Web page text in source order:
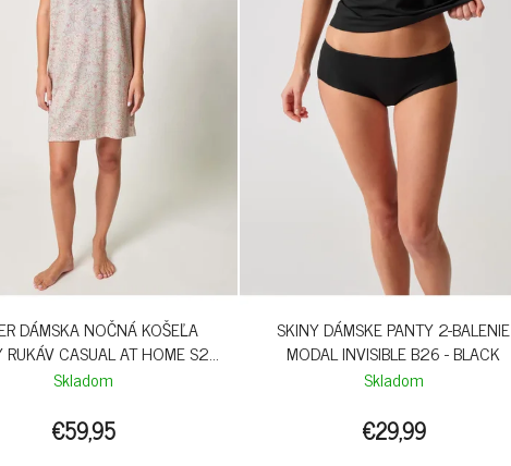
DÁMSKA NOČNÁ KOŠEĽA
RUKÁV CASUAL AT HOME S26
- FLOWER GARDEN
Skladom
€59,95
SKINY DÁMSKE PANTY 2-BALENIE
MODAL INVISIBLE B26 - BLACK
Skladom
€29,99